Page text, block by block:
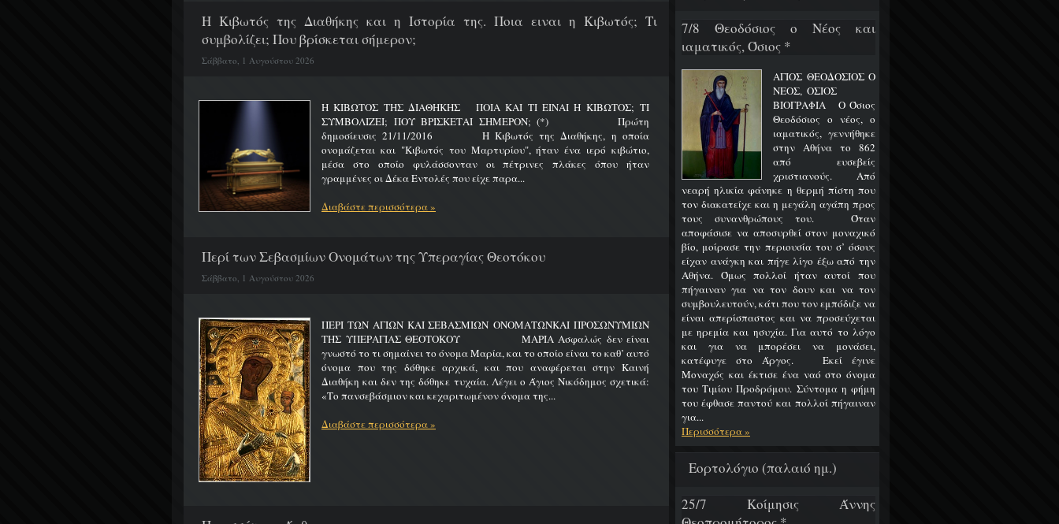
7/8 Θεοδόσιος ο Νέος και
ιαματικός, Όσιος *
ΑΓΙΟΣ ΘΕΟΔΟΣΙΟΣ Ο
ΝΕΟΣ, ΟΣΙΟΣ
ΒΙΟΓΡΑΦΙΑ Ο Όσιος
Θεοδόσιος ο νέος, ο
ιαματικός, γεννήθηκε
στην Αθήνα το 862
από ευσεβείς
χριστιανούς. Από
νεαρή ηλικία φάνηκε η θερμή πίστη που
τον διακατείχε και η μεγάλη αγάπη προς
τους συνανθρώπους του. Όταν
αποφάσισε να αποσυρθεί στον μοναχικό
βίο, μοίρασε την περιουσία του σ’ όσους
είχαν ανάγκη και πήγε λίγο έξω από την
Αθήνα. Όμως πολλοί ήταν αυτοί που
πήγαιναν για να τον δουν και να τον
συμβουλευτούν, κάτι που τον εμπόδιζε να
είναι απερίσπαστος και να προσεύχεται
με ηρεμία και ησυχία. Για αυτό το λόγο
και για να μπορέσει να μονάσει,
κατέφυγε στο Άργος. Εκεί έγινε
Μοναχός και έκτισε ένα ναό στο όνομα
του Τιμίου Προδρόμου. Σύντομα η φήμη
του έφθασε παντού και πολλοί πήγαιναν
για...
Περισσότερα »
Εορτολόγιο (παλαιό ημ.)
25/7 Κοίμησις Άννης
H Κιβωτός της Διαθήκης και η Ιστορία της. Ποια ειναι η Κιβωτός; Τι
συμβολίζει; Που βρίσκεται σήμερον;
Σάββατο, 1 Αυγούστου 2026
Η ΚΙΒΩΤΟΣ ΤΗΣ ΔΙΑΘΗΚΗΣ ΠΟΙΑ ΚΑΙ ΤΙ ΕΙΝΑΙ Η ΚΙΒΩΤΟΣ; ΤΙ
ΣΥΜΒΟΛΙΖΕΙ; ΠΟΥ ΒΡΙΣΚΕΤΑΙ ΣΗΜΕΡΟΝ; (*) Πρώτη
δημοσίευσις 21/11/2016 Η Κιβωτός της Διαθήκης, η οποία
ονομάζεται και "Κιβωτός του Μαρτυρίου", ήταν ένα ιερό κιβώτιο,
μέσα στο οποίο φυλάσσονταν οι πέτρινες πλάκες όπου ήταν
γραμμένες οι Δέκα Εντολές που είχε παρα...
Διαβάστε περισσότερα »
Περί των Σεβασμίων Ονομάτων της Υπεραγίας Θεοτόκου
Σάββατο, 1 Αυγούστου 2026
ΠΕΡΙ ΤΩΝ ΑΓΙΩΝ ΚΑΙ ΣΕΒΑΣΜΙΩΝ ΟΝΟΜΑΤΩΝΚΑΙ ΠΡΟΣΩΝΥΜΙΩΝ
ΤΗΣ ΥΠΕΡΑΓΙΑΣ ΘΕΟΤΟΚΟΥ ΜΑΡΙΑ Ασφαλώς δεν είναι
γνωστό το τι σημαίνει το όνομα Μαρία, και το οποίο είναι το καθ’ αυτό
όνομα που της δόθηκε αρχικά, και που αναφέρεται στην Καινή
Διαθήκη και δεν της δόθηκε τυχαία. Λέγει ο Άγιος Νικόδημος σχετικά:
«Το πανσεβάσμιον και κεχαριτωμένον όνομα της...
Διαβάστε περισσότερα »